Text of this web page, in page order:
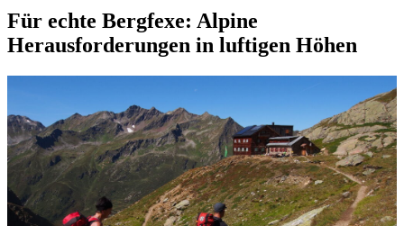
Für echte Bergfexe: Alpine
Herausforderungen in luftigen Höhen